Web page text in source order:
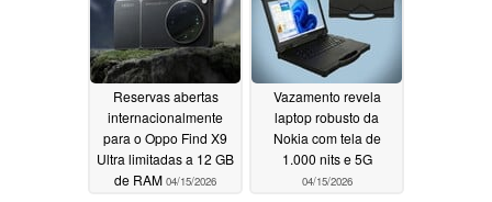
Reservas abertas
internacionalmente
para o Oppo Find X9
Ultra limitadas a 12 GB
de RAM 04/15/2026
Vazamento revela
laptop robusto da
Nokia com tela de
1.000 nits e 5G
04/15/2026